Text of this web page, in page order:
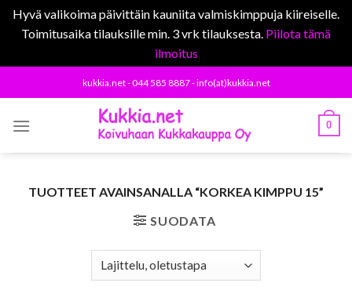
Hyvä valikoima päivittäin kauniita valmiskimppuja kiireiselle.
Toimitusaika tilauksille min. 3 vrk tilauksesta. Piilota tämä
ilmoitus
to
kukkia.net - 044 585 8887 - info(at)kukkia.net
0
TUOTTEET AVAINSANALLA “KORKEA KIMPPU 15”
SUODATA